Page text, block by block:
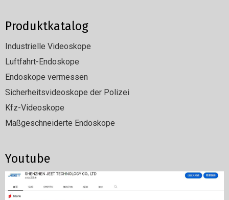
Produktkatalog
Industrielle Videoskope
Luftfahrt-Endoskope
Endoskope vermessen
Sicherheitsvideoskope der Polizei
Kfz-Videoskope
Maßgeschneiderte Endoskope
Youtube